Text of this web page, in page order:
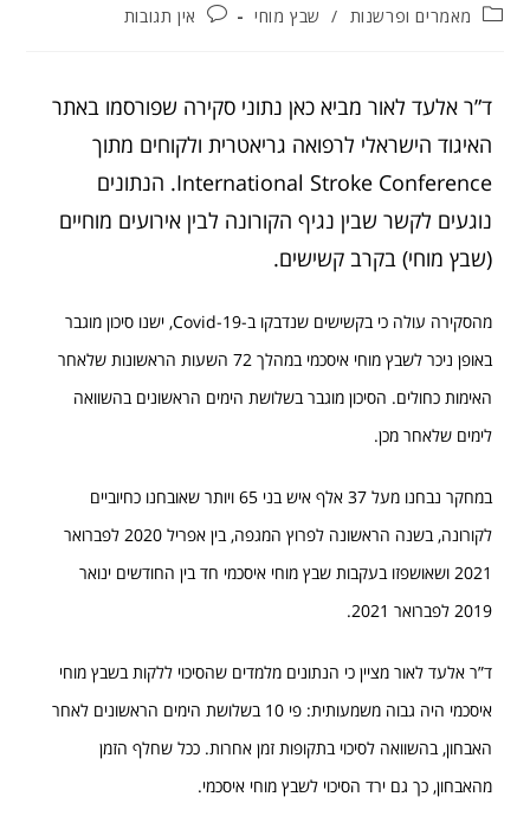
מאמרים ופרשנות / שבץ מוחי אין תגובות
ד”ר אלעד לאור מביא כאן נתוני סקירה שפורסמו באתר
האיגוד הישראלי לרפואה גריאטרית ולקוחים מתוך
International Stroke Conference. הנתונים
נוגעים לקשר שבין נגיף הקורונה לבין אירועים מוחיים
(שבץ מוחי) בקרב קשישים.
מהסקירה עולה כי בקשישים שנדבקו ב-Covid-19, ישנו סיכון מוגבר
באופן ניכר לשבץ מוחי איסכמי במהלך 72 השעות הראשונות שלאחר
האימות כחולים. הסיכון מוגבר בשלושת הימים הראשונים בהשוואה
לימים שלאחר מכן.
במחקר נבחנו מעל 37 אלף איש בני 65 ויותר שאובחנו כחיוביים
לקורונה, בשנה הראשונה לפרוץ המגפה, בין אפריל 2020 לפברואר
2021 ושאושפזו בעקבות שבץ מוחי איסכמי חד בין החודשים ינואר
2019 לפברואר 2021.
ד”ר אלעד לאור מציין כי הנתונים מלמדים שהסיכוי ללקות בשבץ מוחי
איסכמי היה גבוה משמעותית: פי 10 בשלושת הימים הראשונים לאחר
האבחון, בהשוואה לסיכוי בתקופות זמן אחרות. ככל שחלף הזמן
מהאבחון, כך גם ירד הסיכוי לשבץ מוחי איסכמי.